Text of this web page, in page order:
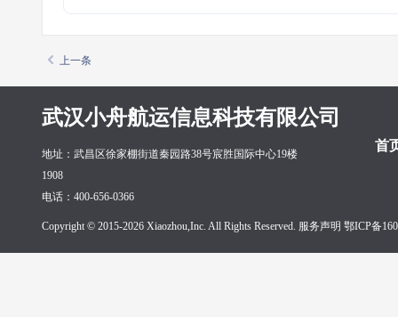
上一条
武汉小舟航运信息科技有限公司
首
地址：武昌区徐家棚街道秦园路38号宸胜国际中心19楼
1908
电话：400-656-0366
Copyright © 2015-2026 Xiaozhou,Inc. All Rights Reserved. 服务声明 鄂ICP备